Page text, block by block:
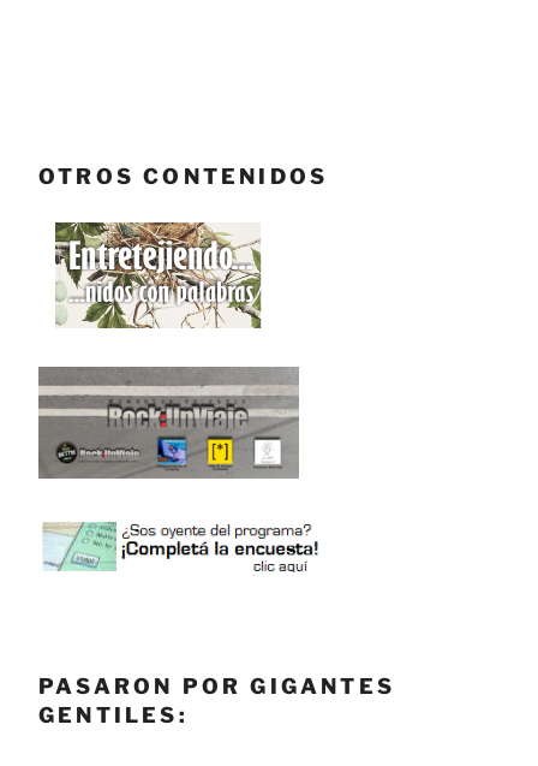
OTROS CONTENIDOS
PASARON POR GIGANTES
GENTILES: